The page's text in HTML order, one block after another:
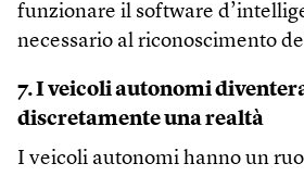
funzionare il software
necessario al riconoscimento
7. I veicoli autonomi
discretamente una realtà
I veicoli autonomi hanno un